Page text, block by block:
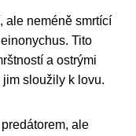
ale neméně smrtící
Tito
a ostrými
sloužily k lovu.
ale